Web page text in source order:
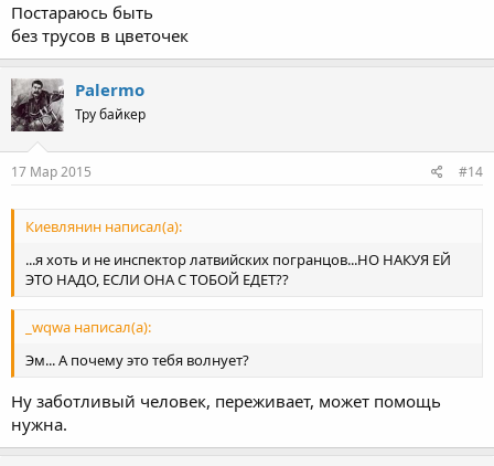
Постараюсь быть
без трусов в цветочек
Palermo
Тру байкер
17 Мар 2015 #14
Киевлянин написал(а):
...я хоть и не инспектор латвийских погранцов...НО НАКУЯ ЕЙ
ЭТО НАДО, ЕСЛИ ОНА С ТОБОЙ ЕДЕТ??
_wqwa написал(а):
Эм... А почему это тебя волнует?
Ну заботливый человек, переживает, может помощь
нужна.